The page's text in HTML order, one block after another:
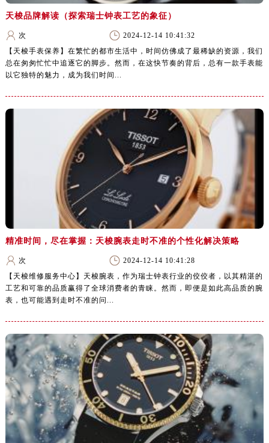
天梭品牌解读（探索瑞士钟表工艺的象征）
次
2024-12-14 10:41:32
【天梭手表保养】在繁忙的都市生活中，时间仿佛成了最稀缺的资源，我们
总在匆匆忙忙中追逐它的脚步。然而，在这快节奏的背后，总有一款手表能
以它独特的魅力，成为我们时间...
精准时间，尽在掌握：天梭腕表走时不准的个性化解决策略
次
2024-12-14 10:41:28
【天梭维修服务中心】天梭腕表，作为瑞士钟表行业的佼佼者，以其精湛的
工艺和可靠的品质赢得了全球消费者的青睐。然而，即便是如此高品质的腕
表，也可能遇到走时不准的问...